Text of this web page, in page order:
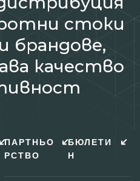
стоки
брандове,
качество
ПАРТНЬО
РСТВО
БЮЛЕТИ
Н